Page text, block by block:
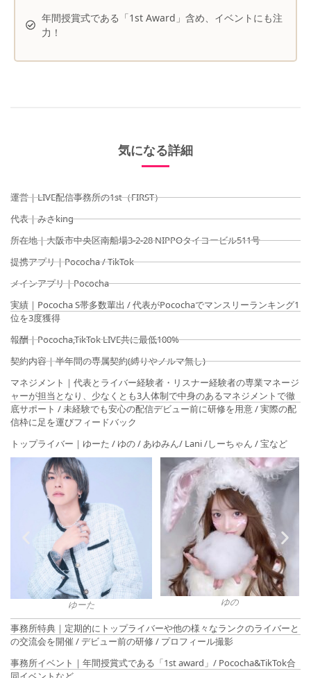
年間授賞式である「1st Award」含め、イベントにも注
力！
気になる詳細​
運営｜LIVE配信事務所の1st（FIRST）
代表｜みさking
所在地｜大阪市中央区南船場3-2-28 NIPPOタイヨービル511号
提携アプリ｜Pococha / TikTok
メインアプリ｜Pococha
実績｜Pococha S帯多数輩出 / 代表がPocochaでマンスリーランキング1
位を3度獲得
報酬｜Pococha,TikTok LIVE共に最低100%
契約内容｜半年間の専属契約(縛りやノルマ無し)
マネジメント｜代表とライバー経験者・リスナー経験者の専業マネージ
ャーが担当となり、少なくとも3人体制で中身のあるマネジメントで徹
底サポート / 未経験でも安心の配信デビュー前に研修を用意 / 実際の配
信枠に足を運びフィードバック
トップライバー｜ゆーた / ゆの / あゆみん/ Lani /しーちゃん / 宝など
ゆの
あゆみん
事務所特典｜定期的にトップライバーや他の様々なランクのライバーと
の交流会を開催 / デビュー前の研修 / プロフィール撮影
事務所イベント｜年間授賞式である「1st award」/ Pococha&TikTok合